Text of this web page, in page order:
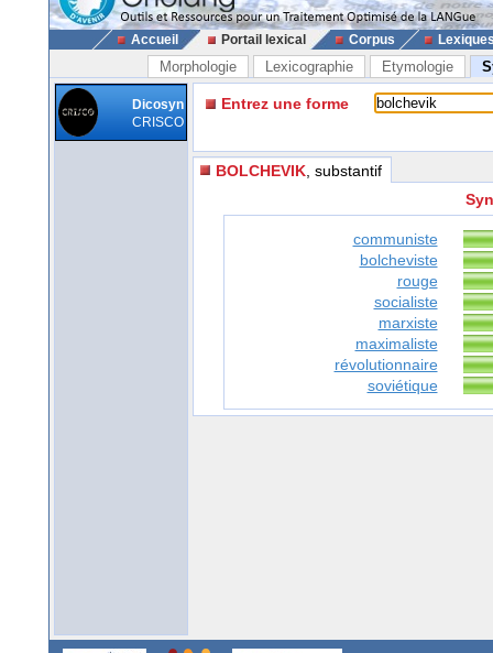
Accueil Portail lexical Corpus
Morphologie Lexicographie Etymologie
Dicosyn
CRISCO
Entrez une forme
BOLCHEVIK , substantif
communiste
bolcheviste
rouge
socialiste
marxiste
maximaliste
révolutionnaire
soviétique